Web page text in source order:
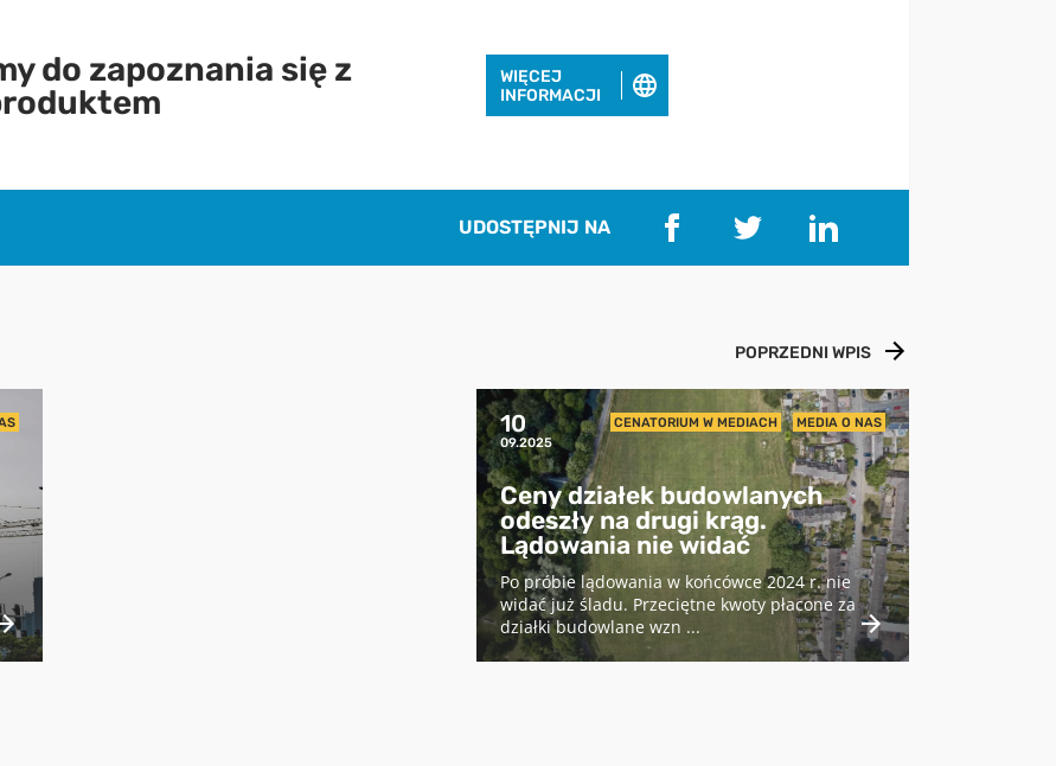
do zapoznania się z
WIĘCEJ
INFORMACJI
Chcę otrzymywać treści o charakterze marketingowym drogą e-mail od
Cenatorium Sp. z o.o. z siedzibą w Warszawie. Mam świadomość, że mogę
UDOSTĘPNIJ NA
POPRZEDNI WPIS
10
09.2025
CENATORIUM W MEDIACH MEDIA O NAS
Ceny działek budowlanych
odeszły na drugi krąg.
Lądowania nie widać
Po próbie lądowania w końcówce 2024 r. nie
widać już śladu. Przeciętne kwoty płacone za
działki budowlane wzn ...